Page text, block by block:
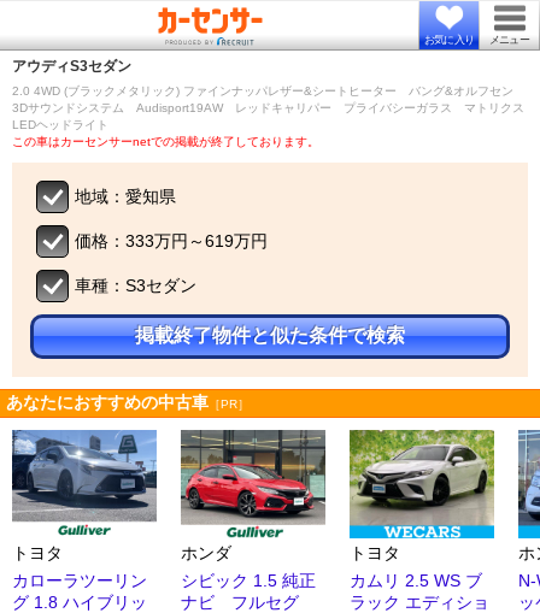
お気に入り メニュー
アウディS3セダン
2.0 4WD (ブラックメタリック) ファインナッパレザー&シートヒーター バング&オルフセン
3Dサウンドシステム Audisport19AW レッドキャリパー プライバシーガラス マトリクス
LEDヘッドライト
この車はカーセンサーnetでの掲載が終了しております。
地域：愛知県
価格：333万円～619万円
車種：S3セダン
掲載終了物件と似た条件で検索
あなたにおすすめの中古車 ［PR］
トヨタ
カローラツーリン
グ 1.8 ハイブリッ
ホンダ
シビック 1.5 純正
ナビ フルセグ
トヨタ
カムリ 2.5 WS ブ
ラック エディショ
ホ